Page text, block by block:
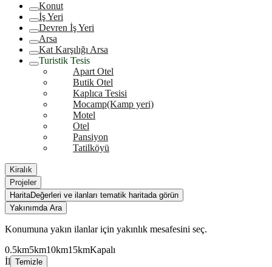
Konut
İş Yeri
Devren İş Yeri
Arsa
Kat Karşılığı Arsa
Turistik Tesis
Apart Otel
Butik Otel
Kaplıca Tesisi
Mocamp(Kamp yeri)
Motel
Otel
Pansiyon
Tatilköyü
Kiralık
Projeler
HaritaDeğerleri ve ilanları tematik haritada görün
Yakınımda Ara
Konumuna yakın ilanlar için yakınlık mesafesini seç.
0.5km5km10km15kmKapalı
İl Temizle